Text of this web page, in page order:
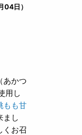
04日）
あかつ
用し
もも甘
まし
くお召